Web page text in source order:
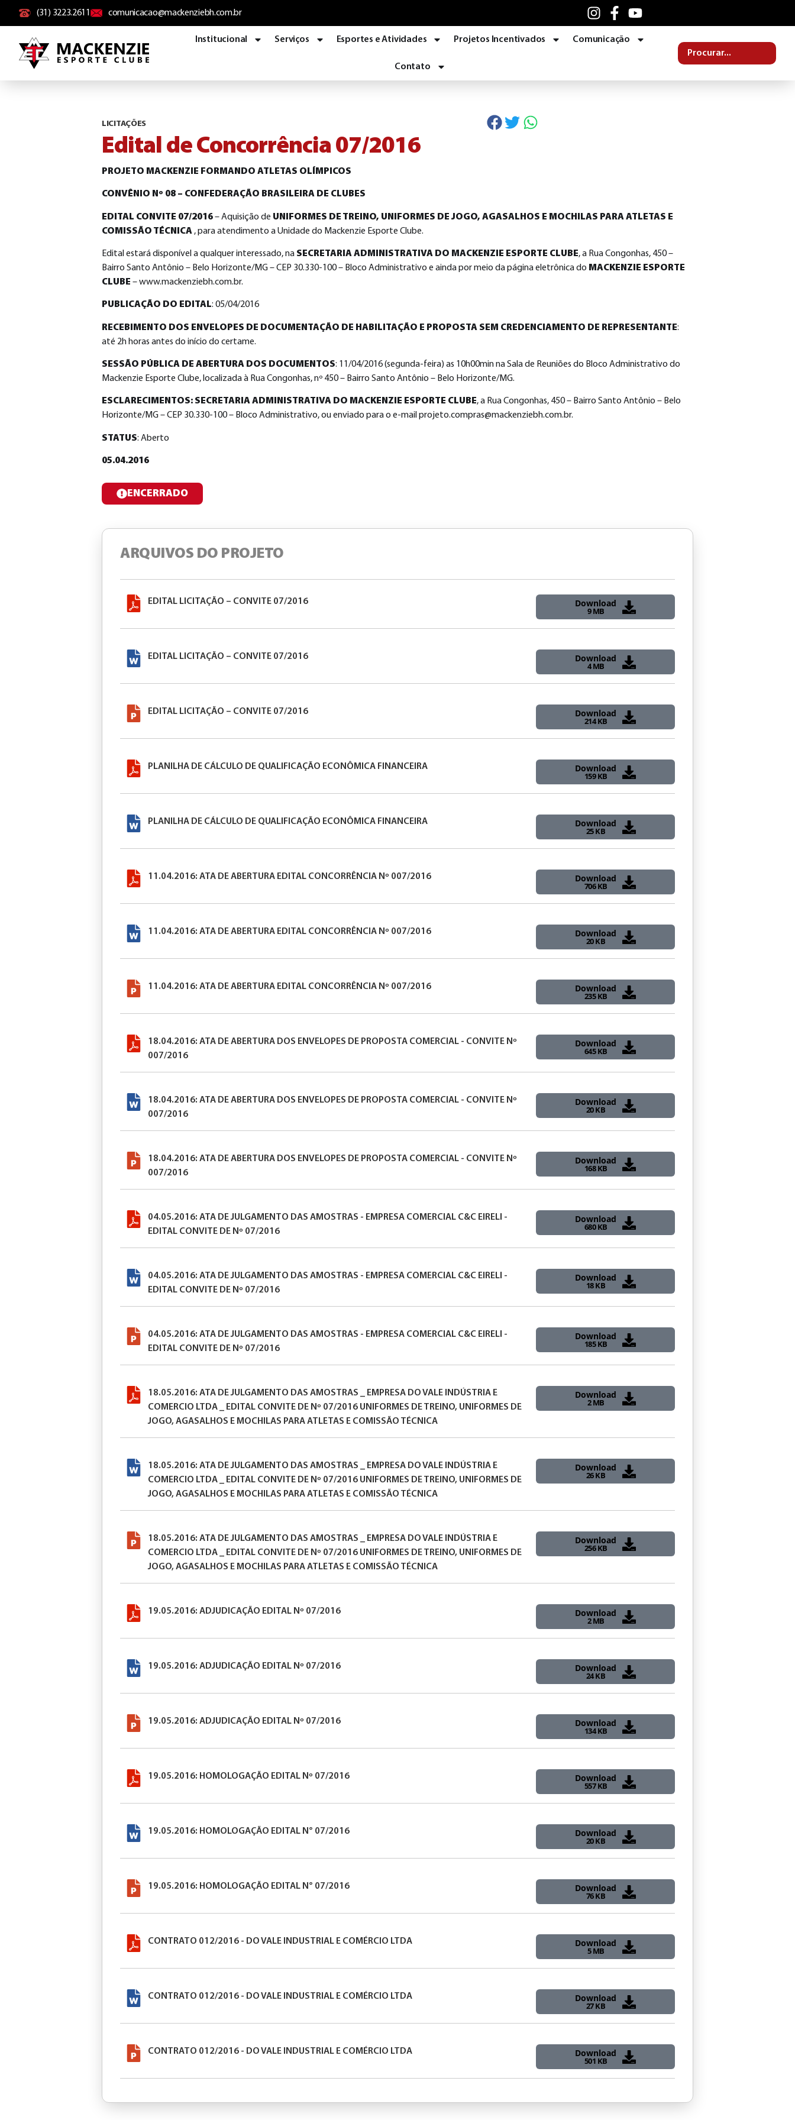
conteúdo
(31) 3223.2611 comunicacao@mackenziebh.com.br
Institucional Serviços Esportes e Atividades Projetos Incentivados Comunicação
Contato
LICITAÇÕES
Edital de Concorrência 07/2016
PROJETO MACKENZIE FORMANDO ATLETAS OLÍMPICOS
CONVÊNIO Nº 08 – CONFEDERAÇÃO BRASILEIRA DE CLUBES
EDITAL CONVITE 07/2016– Aquisição de UNIFORMES DE TREINO, UNIFORMES DE JOGO, AGASALHOS E MOCHILAS PARA ATLETAS E
COMISSÃO TÉCNICA , para atendimento a Unidade do Mackenzie Esporte Clube.
Edital estará disponível a qualquer interessado, na SECRETARIA ADMINISTRATIVA DO MACKENZIE ESPORTE CLUBE, a Rua Congonhas, 450 –
Bairro Santo Antônio – Belo Horizonte/MG – CEP 30.330-100 – Bloco Administrativo e ainda por meio da página eletrônica do MACKENZIE ESPORTE
CLUBE – www.mackenziebh.com.br.
PUBLICAÇÃO DO EDITAL: 05/04/2016
RECEBIMENTO DOS ENVELOPES DE DOCUMENTAÇÃO DE HABILITAÇÃO E PROPOSTA SEM CREDENCIAMENTO DE REPRESENTANTE:
até 2h horas antes do início do certame.
SESSÃO PÚBLICA DE ABERTURA DOS DOCUMENTOS: 11/04/2016 (segunda-feira) as 10h00min na Sala de Reuniões do Bloco Administrativo do
Mackenzie Esporte Clube, localizada à Rua Congonhas, nº 450 – Bairro Santo Antônio – Belo Horizonte/MG.
ESCLARECIMENTOS: SECRETARIA ADMINISTRATIVA DO MACKENZIE ESPORTE CLUBE, a Rua Congonhas, 450 – Bairro Santo Antônio – Belo
Horizonte/MG – CEP 30.330-100 – Bloco Administrativo, ou enviado para o e-mailprojeto.compras@mackenziebh.com.br.
STATUS: Aberto
05.04.2016
ENCERRADO
ARQUIVOS DO PROJETO
EDITAL LICITAÇÃO – CONVITE 07/2016 Download
9 MB
EDITAL LICITAÇÃO – CONVITE 07/2016 Download
4 MB
EDITAL LICITAÇÃO – CONVITE 07/2016 Download
214 KB
PLANILHA DE CÁLCULO DE QUALIFICAÇÃO ECONÔMICA FINANCEIRA Download
159 KB
PLANILHA DE CÁLCULO DE QUALIFICAÇÃO ECONÔMICA FINANCEIRA Download
25 KB
11.04.2016: ATA DE ABERTURA EDITAL CONCORRÊNCIA Nº 007/2016 Download
706 KB
11.04.2016: ATA DE ABERTURA EDITAL CONCORRÊNCIA Nº 007/2016 Download
20 KB
11.04.2016: ATA DE ABERTURA EDITAL CONCORRÊNCIA Nº 007/2016 Download
235 KB
18.04.2016: ATA DE ABERTURA DOS ENVELOPES DE PROPOSTA COMERCIAL - CONVITE Nº
007/2016
Download
645 KB
18.04.2016: ATA DE ABERTURA DOS ENVELOPES DE PROPOSTA COMERCIAL - CONVITE Nº
007/2016
Download
20 KB
18.04.2016: ATA DE ABERTURA DOS ENVELOPES DE PROPOSTA COMERCIAL - CONVITE Nº
007/2016
Download
168 KB
04.05.2016: ATA DE JULGAMENTO DAS AMOSTRAS - EMPRESA COMERCIAL C&C EIRELI -
EDITAL CONVITE DE Nº 07/2016
Download
680 KB
04.05.2016: ATA DE JULGAMENTO DAS AMOSTRAS - EMPRESA COMERCIAL C&C EIRELI -
EDITAL CONVITE DE Nº 07/2016
Download
18 KB
04.05.2016: ATA DE JULGAMENTO DAS AMOSTRAS - EMPRESA COMERCIAL C&C EIRELI -
EDITAL CONVITE DE Nº 07/2016
Download
185 KB
18.05.2016: ATA DE JULGAMENTO DAS AMOSTRAS _ EMPRESA DO VALE INDÚSTRIA E
COMERCIO LTDA _ EDITAL CONVITE DE Nº 07/2016 UNIFORMES DE TREINO, UNIFORMES DE
JOGO, AGASALHOS E MOCHILAS PARA ATLETAS E COMISSÃO TÉCNICA
Download
2 MB
18.05.2016: ATA DE JULGAMENTO DAS AMOSTRAS _ EMPRESA DO VALE INDÚSTRIA E
COMERCIO LTDA _ EDITAL CONVITE DE Nº 07/2016 UNIFORMES DE TREINO, UNIFORMES DE
JOGO, AGASALHOS E MOCHILAS PARA ATLETAS E COMISSÃO TÉCNICA
Download
26 KB
18.05.2016: ATA DE JULGAMENTO DAS AMOSTRAS _ EMPRESA DO VALE INDÚSTRIA E
COMERCIO LTDA _ EDITAL CONVITE DE Nº 07/2016 UNIFORMES DE TREINO, UNIFORMES DE
JOGO, AGASALHOS E MOCHILAS PARA ATLETAS E COMISSÃO TÉCNICA
Download
256 KB
19.05.2016: ADJUDICAÇÃO EDITAL Nº 07/2016 Download
2 MB
19.05.2016: ADJUDICAÇÃO EDITAL Nº 07/2016 Download
24 KB
19.05.2016: ADJUDICAÇÃO EDITAL Nº 07/2016 Download
134 KB
19.05.2016: HOMOLOGAÇÃO EDITAL Nº 07/2016 Download
557 KB
19.05.2016: HOMOLOGAÇÃO EDITAL N° 07/2016 Download
20 KB
19.05.2016: HOMOLOGAÇÃO EDITAL N° 07/2016 Download
76 KB
CONTRATO 012/2016 - DO VALE INDUSTRIAL E COMÉRCIO LTDA Download
5 MB
CONTRATO 012/2016 - DO VALE INDUSTRIAL E COMÉRCIO LTDA Download
27 KB
CONTRATO 012/2016 - DO VALE INDUSTRIAL E COMÉRCIO LTDA Download
501 KB